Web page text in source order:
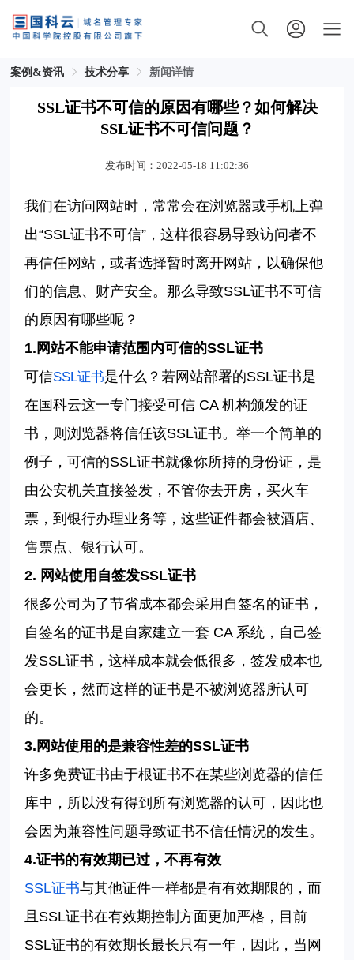
案例&资讯 技术分享 新闻详情
SSL证书不可信的原因有哪些？如何解决
SSL证书不可信问题？
发布时间：2022-05-18 11:02:36
我们在访问网站时，常常会在浏览器或手机上弹
出“SSL证书不可信” ，这样很容易导致访问者不
再信任网站，或者选择暂时离开网站，以确保他
们的信息、财产安全。那么导致SSL证书不可信
的原因有哪些呢？
1. 网站不能申请范围内可信的SSL证书
可信SSL证书是什么？若网站部署的SSL证书是
在 国科云这一专门接受可信 CA机构颁发的证
书，则浏览器将信任该SSL证书。举一个简单的
例子，可信的SSL证书就像你所持的身份证，是
由公安机关直接签发，不管你去开房，买火车
票，到银行办理业务等，这些证件都会被酒店、
售票点、银行认可。
2. 网站使用自签发SSL证书
很多公司为了节省成本都会采用自签名的证书，
自签名的证书是自家建立一套 CA 系统，自己签
发SSL证书，这样成本就会低很多，签发成本也
会更长，然而这样的证书是不被浏览器所认可
的。
3. 网站使用的是兼容性差的SSL证书
许多免费证书由于根证书不在某些浏览器的信任
库中，所以没有得到所有浏览器的认可 ，因此也
会因为兼容性问题导致证书不信任情况的发生。
4.证书的有效期已过，不再有效
SSL证书与其他证件一样都是有有效期限的，而
且 SSL证书在有效期控制方面更加严格，目前
SSL证书的有效期长最长只有一年 ，因此，当网